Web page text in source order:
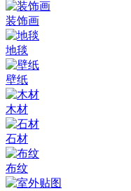
装饰画
地毯
壁纸
木材
石材
布纹